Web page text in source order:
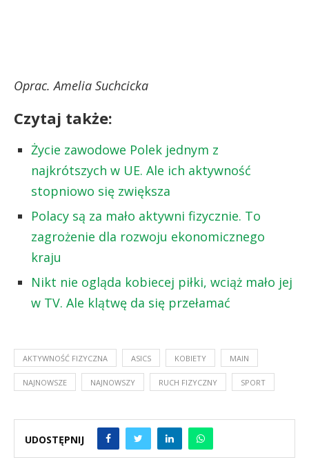
Oprac. Amelia Suchcicka
Czytaj także:
Życie zawodowe Polek jednym z
najkrótszych w UE. Ale ich aktywność
stopniowo się zwiększa
Polacy są za mało aktywni fizycznie. To
zagrożenie dla rozwoju ekonomicznego
kraju
Nikt nie ogląda kobiecej piłki, wciąż mało jej
w TV. Ale klątwę da się przełamać
AKTYWNOŚĆ FIZYCZNA ASICS KOBIETY MAIN
NAJNOWSZE NAJNOWSZY RUCH FIZYCZNY SPORT
UDOSTĘPNIJ